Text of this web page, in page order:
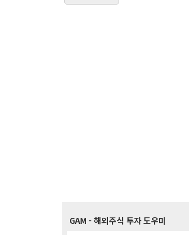
GAM - 해외주식 투자 도우미